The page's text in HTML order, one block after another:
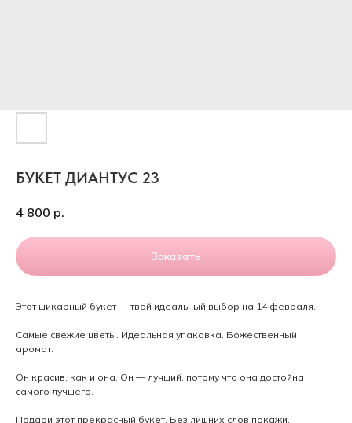
БУКЕТ ДИАНТУС 23
4 800 р.
Заказать
Этот шикарный букет — твой идеальный выбор на 14 февраля.
Самые свежие цветы. Идеальная упаковка. Божественный
аромат.
Он красив, как и она. Он — лучший, потому что она достойна
самого лучшего.
Подари этот прекрасный букет. Без лишних слов покажи,